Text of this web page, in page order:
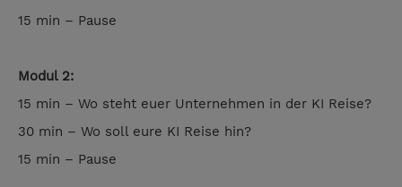
15 min – Pause
Modul 2:
15 min – Wo steht euer Unternehmen in der KI Reise?
30 min – Wo soll eure KI Reise hin?
15 min – Pause